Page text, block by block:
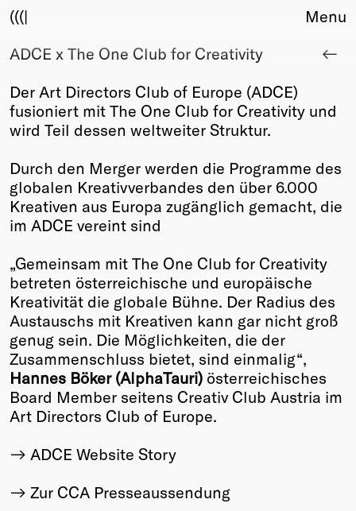
(((|
About
Award
Sponsors
Fair Work
Events
Upcoming
Past
Membership
Info
Members
Young Creatives
Friends of Creativity
Winners
2026
Past
Menu
ADCE x The One Club for Creativity
Der Art Directors Club of Europe (ADCE)
fusioniert mit The One Club for Creativity und
wird Teil dessen weltweiter Struktur.
Durch den Merger werden die Programme des
globalen Kreativverbandes den über 6.000
Kreativen aus Europa zugänglich gemacht, die
im ADCE vereint sind
„Gemeinsam mit The One Club for Creativity
betreten österreichische und europäische
Kreativität die globale Bühne. Der Radius des
Austauschs mit Kreativen kann gar nicht groß
genug sein. Die Möglichkeiten, die der
Zusammenschluss bietet, sind einmalig“,
Hannes Böker (AlphaTauri) österreichisches
Board Member seitens Creativ Club Austria im
Art Directors Club of Europe.
ADCE Website Story
Zur CCA Presseaussendung